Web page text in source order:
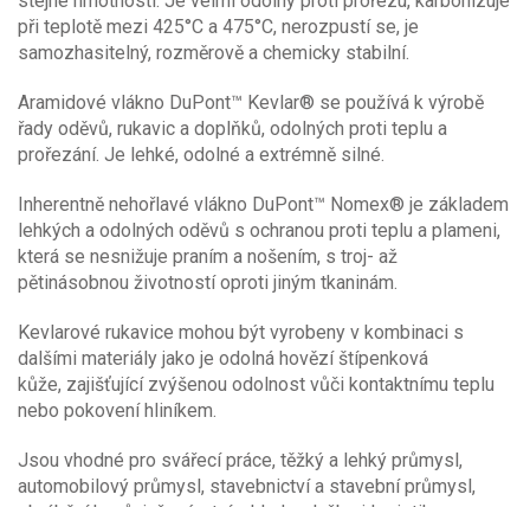
PVC(4)
Štípenková hovězí kůže(1)
Typ rukavice
šité(2)
úpletové-bezešvé(14)
Vhodné pro styk s potravinami
Protiskluzová úprava
Bez silikonu
Pudrované
Reflexní doplňky
2(1)
3(12)
X(6)
Odolnost proti protržení
4(20)
Odolnost proti propíchnutí
1(8)
4(6)
2(5)
4(8)
Odolnost proti kontaktnímu teplu
2(2)
3(5)
X (5)
odolnost proti konvekčnímu teplu
2(1)
3(5)
X(11)
odolnost proti sálavému teplu
Ochrana pro svářeče
A (1)
při teplotě mezi 425°C a 475°C, nerozpustí se, je
samozhasitelný, rozměrově a chemicky stabilní.
Aramidové vlákno DuPont™ Kevlar® se používá k výrobě
řady oděvů, rukavic a doplňků, odolných proti teplu a
prořezání. Je lehké, odolné a extrémně silné.
Inherentně nehořlavé vlákno DuPont™ Nomex® je základem
lehkých a odolných oděvů s ochranou proti teplu a plameni,
která se nesnižuje praním a nošením, s troj- až
pětinásobnou životností oproti jiným tkaninám.
Kevlarové rukavice mohou být vyrobeny v kombinaci s
dalšími materiály jako je odolná hovězí štípenková
kůže, zajišťující zvýšenou odolnost vůči kontaktnímu teplu
nebo pokovení hliníkem.
Jsou vhodné pro svářecí práce, těžký a lehký průmysl,
automobilový průmysl, stavebnictví a stavební průmysl,